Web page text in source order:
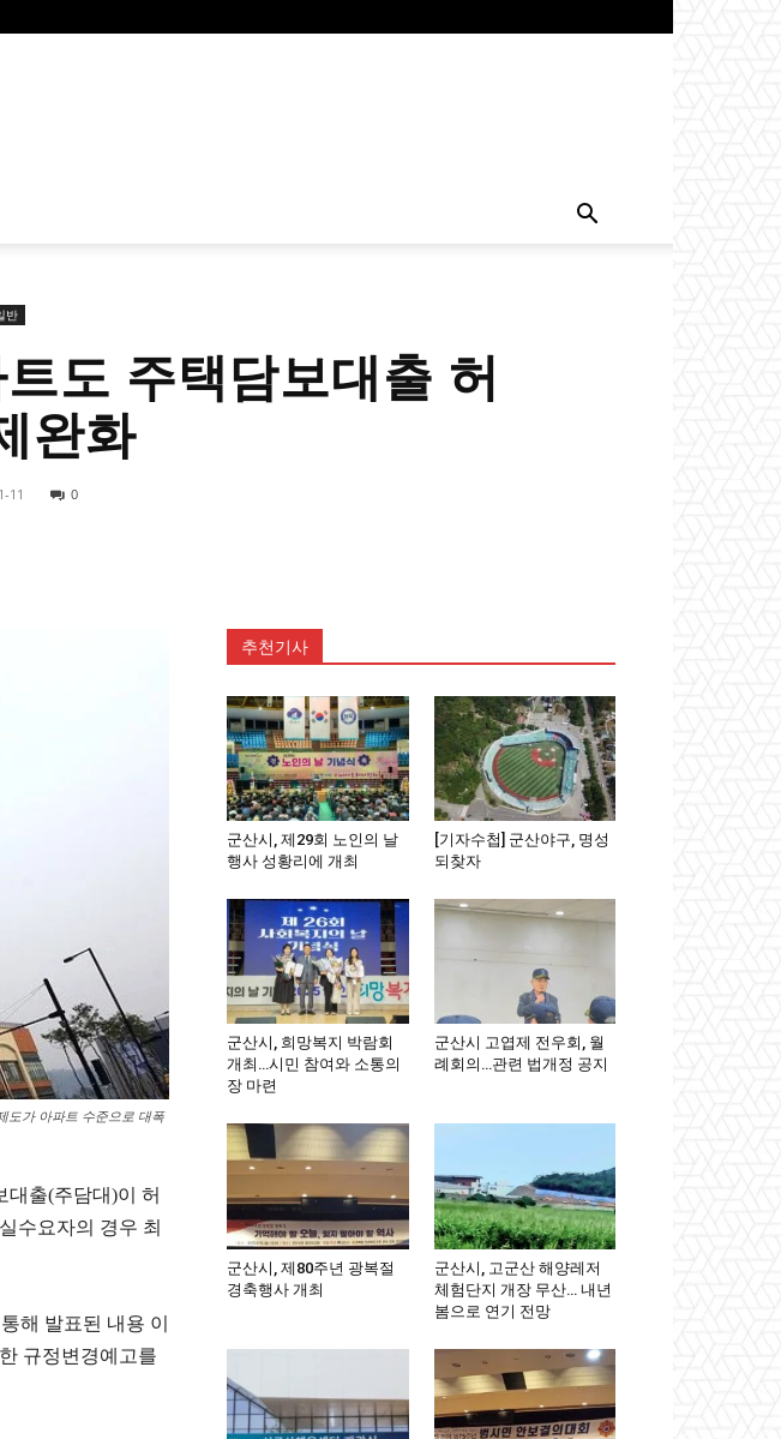
반
도 주택담보대출 허
완화
11 0
도가 아파트 수준으로 대폭
대출(주담대)이 허
수요자의 경우 최
해 발표된 내용 이
규정변경예고를
추천기사
군산시, 제29회 노인의 날
행사 성황리에 개최
[기자수첩] 군산야구, 명성
되찾자
군산시, 희망복지 박람회
개최…시민 참여와 소통의
장 마련
군산시 고엽제 전우회, 월
례회의…관련 법개정 공지
군산시, 제80주년 광복절
경축행사 개최
군산시, 고군산 해양레저
체험단지 개장 무산… 내년
봄으로 연기 전망